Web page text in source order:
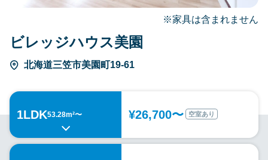
ビレッジハウス美園
北海道三笠市美園町19-61
※家具は含まれません
1LDK53.28m²〜 ¥26,700〜 空室あり